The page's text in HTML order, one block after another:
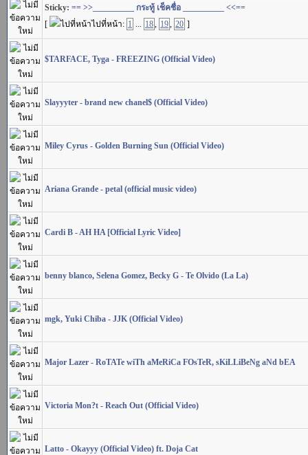
Sticky: == >>__________ กระทู้ เช็คชื่อ __________ <<==
[
ไปที่หน้า: 1 ... 18, 19, 20 ]
$TARFACE, Tyga - FREEZING (Official Video)
Slayyyter - brand new chanel$ (Official Video)
Miley Cyrus - Golden Burning Sun (Official Video)
Ariana Grande - petal (official music video)
Cardi B - AH HA [Official Lyric Video]
benny blanco, Selena Gomez, Becky G - Te Olvido (La La)
mgk, Yuki Chiba - JJK (Official Video)
Major Lazer - RoTATe wiTh aMeRiCa FOsTeR, sKiLLiBeNg aNd bEA
Victoria Mon?t - Reach Out (Official Video)
Latto - Okayyy (Official Video) ft. Doja Cat